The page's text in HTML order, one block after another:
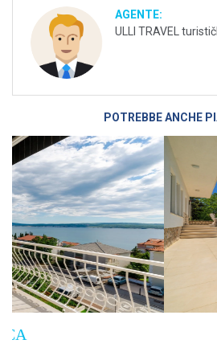
AGENTE:
ULLI TRAVEL
POTREBBE ANCHE